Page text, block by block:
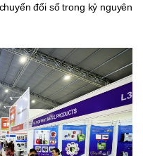
đổi số trong kỷ nguyên